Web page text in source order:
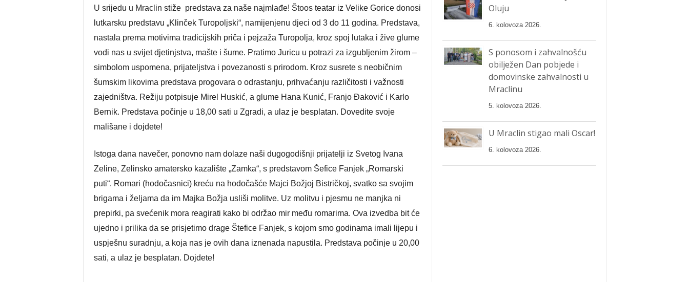
U srijedu u Mraclin stiže predstava za naše najmlađe! Štoos teatar iz Velike Gorice donosi
lutkarsku predstavu „Klinček Turopoljski“, namijenjenu djeci od 3 do 11 godina. Predstava,
nastala prema motivima tradicijskih priča i pejzaža Turopolja, kroz spoj lutaka i žive glume
vodi nas u svijet djetinjstva, mašte i šume. Pratimo Juricu u potrazi za izgubljenim žirom –
simbolom uspomena, prijateljstva i povezanosti s prirodom. Kroz susrete s neobičnim
šumskim likovima predstava progovara o odrastanju, prihvaćanju različitosti i važnosti
zajedništva. Režiju potpisuje Mirel Huskić, a glume Hana Kunić, Franjo Đaković i Karlo
Bernik. Predstava počinje u 18,00 sati u Zgradi, a ulaz je besplatan. Dovedite svoje
mališane i dojdete!
Istoga dana navečer, ponovno nam dolaze naši dugogodišnji prijatelji iz Svetog Ivana
Zeline, Zelinsko amatersko kazalište „Zamka“, s predstavom Šefice Fanjek „Romarski
puti“. Romari (hodočasnici) kreću na hodočašće Majci Božjoj Bistričkoj, svatko sa svojim
brigama i željama da im Majka Božja usliši molitve. Uz molitvu i pjesmu ne manjka ni
prepirki, pa svećenik mora reagirati kako bi održao mir među romarima. Ova izvedba bit će
ujedno i prilika da se prisjetimo drage Štefice Fanjek, s kojom smo godinama imali lijepu i
uspješnu suradnju, a koja nas je ovih dana iznenada napustila. Predstava počinje u 20,00
sati, a ulaz je besplatan. Dojdete!
Oluju
6. kolovoza 2026.
S ponosom i zahvalnošću
obilježen Dan pobjede i
domovinske zahvalnosti u
Mraclinu
5. kolovoza 2026.
U Mraclin stigao mali Oscar!
6. kolovoza 2026.